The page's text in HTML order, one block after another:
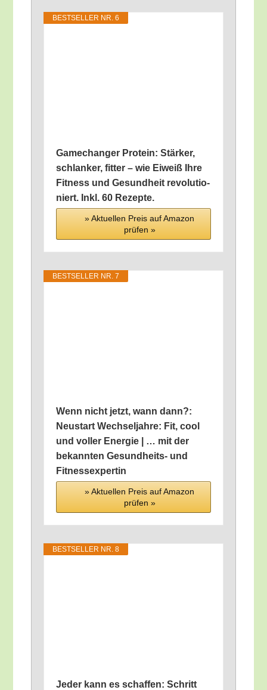
BEST­SEL­LER NR. 6
Game­ch­an­ger Pro­te­in: Stär­ker,
schlan­ker, fit­ter – wie Eiweiß Ihre
Fit­ness und Gesund­heit revo­lu­tio­
niert. Inkl. 60 Rezepte.
» Aktu­el­len Preis auf Ama­zon
prü­fen »
BEST­SEL­LER NR. 7
Wenn nicht jetzt, wann dann?:
Neu­start Wech­sel­jah­re: Fit, cool
und vol­ler Ener­gie | … mit der
bekann­ten Gesund­heits- und
Fitnessexpertin
» Aktu­el­len Preis auf Ama­zon
prü­fen »
BEST­SEL­LER NR. 8
Jeder kann es schaf­fen: Schritt